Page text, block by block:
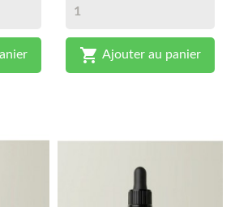
 Ajouter au panier